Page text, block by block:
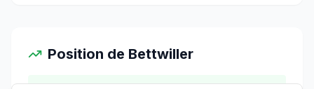
Position de Bettwiller